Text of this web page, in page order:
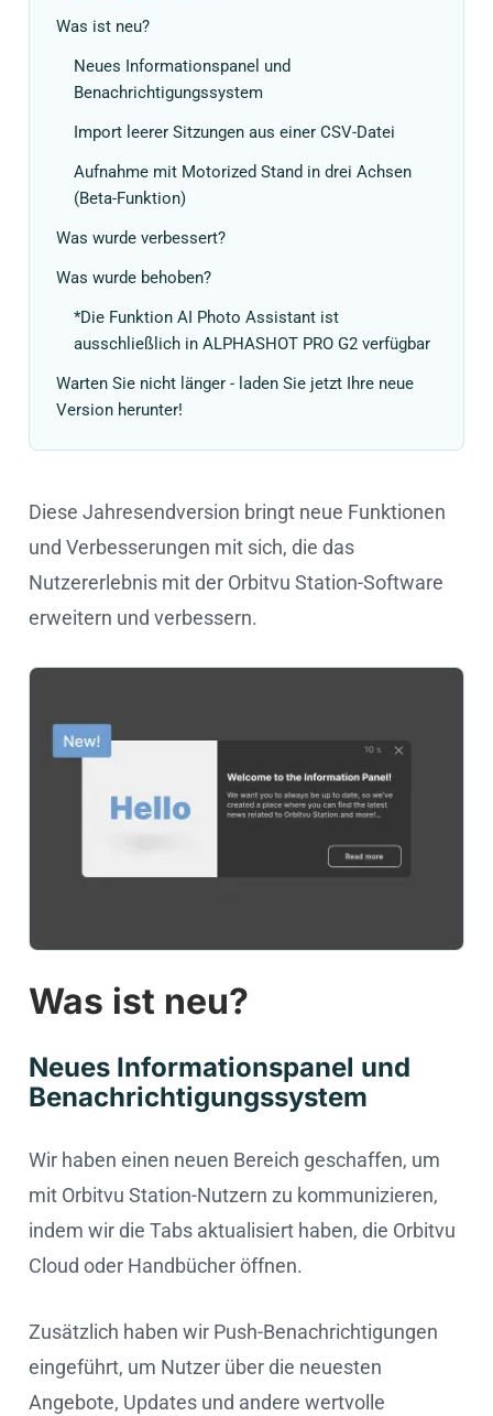
Was ist neu?
Neues Informationspanel und
Benachrichtigungssystem
Import leerer Sitzungen aus einer CSV-Datei
Aufnahme mit Motorized Stand in drei Achsen
(Beta-Funktion)
Was wurde verbessert?
Was wurde behoben?
*Die Funktion AI Photo Assistant ist
ausschließlich in ALPHASHOT PRO G2 verfügbar
Warten Sie nicht länger - laden Sie jetzt Ihre neue
Version herunter!
Diese Jahresendversion bringt neue Funktionen
und Verbesserungen mit sich, die das
Nutzererlebnis mit der Orbitvu Station-Software
erweitern und verbessern.
Was ist neu?
Neues Informationspanel und
Benachrichtigungssystem
Wir haben einen neuen Bereich geschaffen, um
mit Orbitvu Station-Nutzern zu kommunizieren,
indem wir die Tabs aktualisiert haben, die Orbitvu
Cloud oder Handbücher öffnen.
Zusätzlich haben wir Push-Benachrichtigungen
eingeführt, um Nutzer über die neuesten
Angebote, Updates und andere wertvolle